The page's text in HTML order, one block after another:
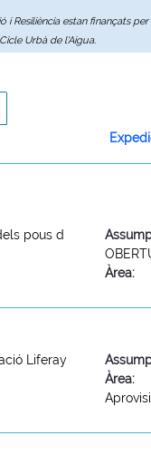
i Resiliència estan finançats
Urbà de l'Aigua.
pous d
Àrea:
Liferay
Àrea: